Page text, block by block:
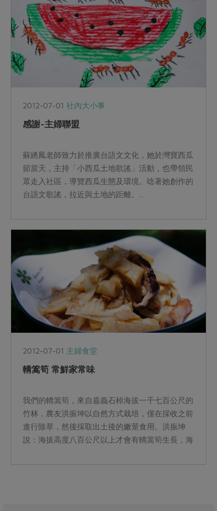
2012-07-01社內大小事
感謝~主婦聯盟
蘇綉鳳老師致力於推廣台語文文化，她於灣寶西瓜
節當天，主持「小西瓜土地歌謠」活動，也帶領民
眾走入社區，導覽西瓜生態及環境。唸著她創作的
台語文歌謠，拉近與土地的距離。...
2012-07-01 主婦食堂
轎篙筍 常鮮家常味
我們的轎篙筍，來自嘉義石棹海拔一千七百公尺的
竹林，農友洪振坤以自然方式栽培，僅在採收之前
進行除草，然後採取出土後的嫩莖食用。洪振坤
說：海拔高度八百公尺以上才會有轎篙筍生長，海